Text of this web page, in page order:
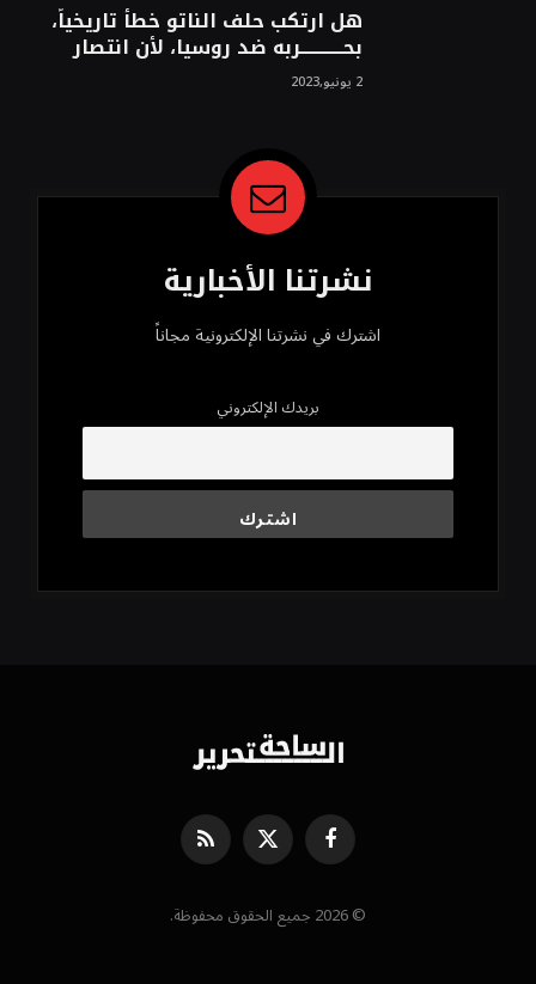
هل ارتكب حلف الناتو خطأً تاريخياً،
بحــــــــــــربه ضد روسيا، لأن انتصار
روسيا الحتمي، سيفتت الناتو!محمد
محسن 2 يونيو,2023
نشرتنا الأخبارية
اشترك في نشرتنا الإلكترونية مجاناً
بريدك الإلكتروني
فيسبوك X
(Twitter)
RSS
© 2026 جميع الحقوق محفوظة.